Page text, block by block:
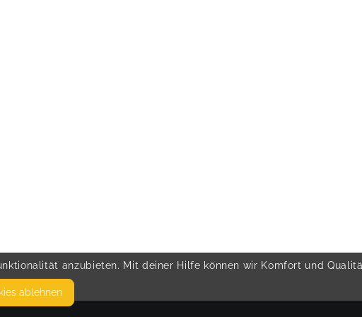
anzubieten. Mit deiner Hilfe können wir Komfort und
ablehnen